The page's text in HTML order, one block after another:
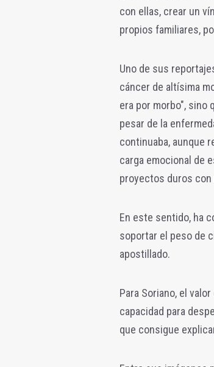
con ellas, crear un
propios familiares,
Uno de sus
cáncer de altísima
era por morbo", sino
pesar de la
continuaba, aunque
carga emocional de
proyectos duros
En este sentido, ha
soportar el peso de
apostillado.
Para Soriano, el
capacidad para
que consigue